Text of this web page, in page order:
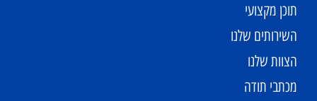
תוכן מקצועי
השירותים שלנו
הצוות שלנו
מכתבי תודה